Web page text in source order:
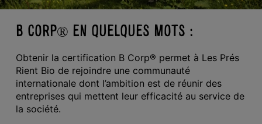
B CORP® EN QUELQUES MOTS :
Obtenir la certification B Corp® permet à Les Prés
Rient Bio de rejoindre une communauté
internationale dont l’ambition est de réunir des
entreprises qui mettent leur efficacité au service de
la société.